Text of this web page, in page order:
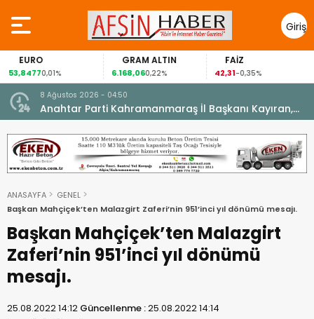
Giriş
Yap
EURO
53,84770,01%
GRAM ALTIN
6.168,060,22%
FAİZ
42,31-0,35%
8 Ağustos 2026 - 04:50
Anahtar Parti Kahramanmaraş İl Başkanı Kayıran,
Afşin Teşkilatı ile buluştu.
ANASAYFA
GENEL
Başkan Mahçiçek’ten Malazgirt Zaferi’nin 951’inci yıl dönümü mesajı.
Başkan Mahçiçek’ten Malazgirt
Zaferi’nin 951’inci yıl dönümü
mesajı.
25.08.2022 14:12 Güncellenme :25.08.2022 14:14